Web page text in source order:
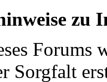
zu
Forums
Sorgfalt